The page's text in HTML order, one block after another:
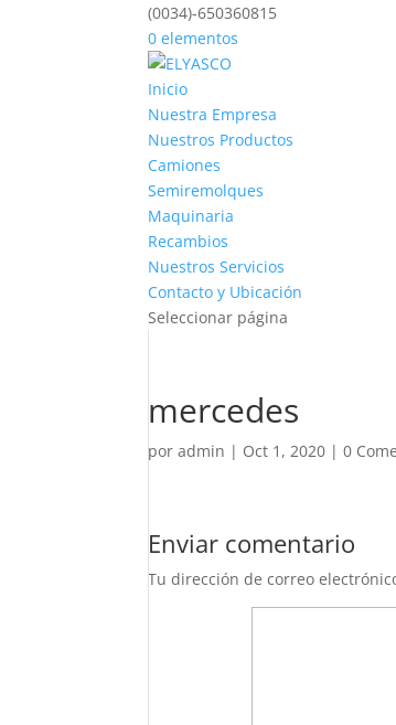
(0034)-650360815
0 elementos
Inicio
Nuestra Empresa
Nuestros Productos
Camiones
Semiremolques
Maquinaria
Recambios
Nuestros Servicios
Contacto y Ubicación
Seleccionar página
mercedes
poradmin | Oct 1, 2020 |0
Enviar comentario
Tu dirección de correo